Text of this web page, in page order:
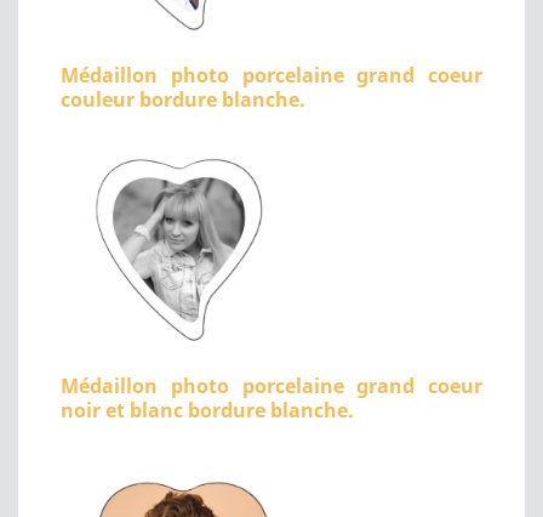
Médaillon photo porcelaine grand coeur
couleur bordure blanche.
Médaillon photo porcelaine grand coeur
noir et blanc bordure blanche.